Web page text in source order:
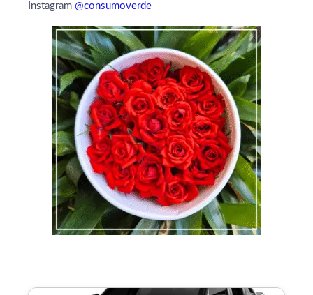
Instagram @consumoverde